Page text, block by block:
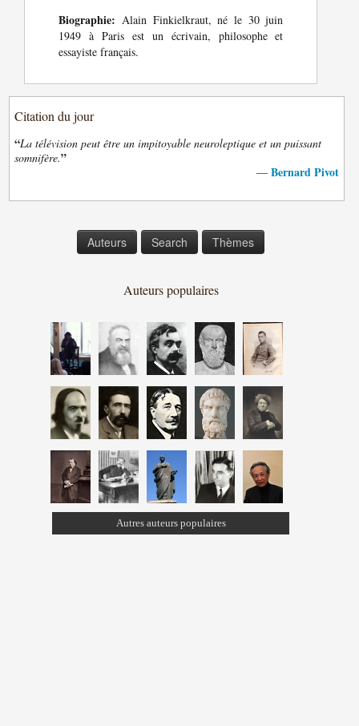
Biographie: Alain Finkielkraut, né le 30 juin
1949 à Paris est un écrivain, philosophe et
essayiste français.
Citation du jour
“La télévision peut être un impitoyable neuroleptique et un puissant
somnifère.”
— Bernard Pivot
Auteurs Search Thèmes
Auteurs populaires
Autres auteurs populaires